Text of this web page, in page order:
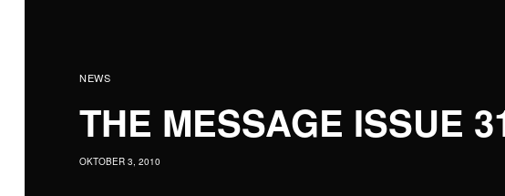
NEWS
THE MESSAGE ISSUE
OKTOBER 3, 2010